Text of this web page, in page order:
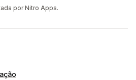
por Nitro Apps.